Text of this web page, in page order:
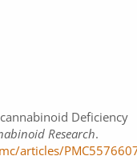
Deficiency
Research.
articles/